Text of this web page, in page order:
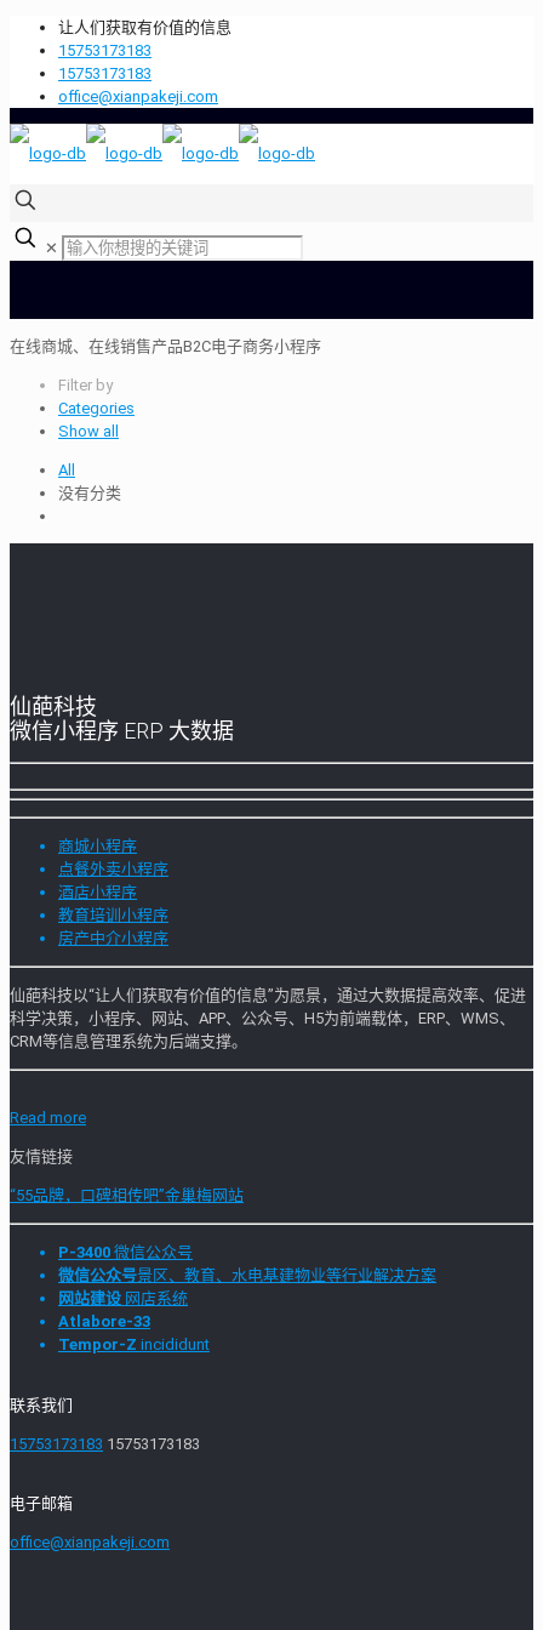
让人们获取有价值的信息
15753173183
15753173183
office@xianpakeji.com
✕
在线商城、在线销售产品B2C电子商务小程序
Filter by
Categories
Show all
All
没有分类
仙葩科技
微信小程序 ERP 大数据
商城小程序
点餐外卖小程序
酒店小程序
教育培训小程序
房产中介小程序
仙葩科技以“让人们获取有价值的信息”为愿景，通过大数据提高效率、促进
科学决策，小程序、网站、APP、公众号、H5为前端载体，ERP、WMS、
CRM等信息管理系统为后端支撑。
Read more
友情链接
“55品牌，口碑相传吧”金巢梅网站
P-3400 微信公众号
微信公众号景区、教育、水电基建物业等行业解决方案
网站建设 网店系统
Atlabore-33
Tempor-Z incididunt
联系我们
15753173183 15753173183
电子邮箱
office@xianpakeji.com